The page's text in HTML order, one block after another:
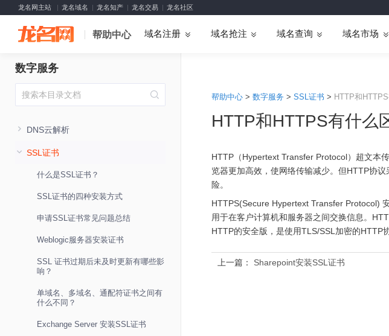
龙名网主站 龙名域名 龙名知产 龙名交易 龙名社区
帮助中心 域名注册 域名抢注 域名查询 域名市场
数字服务
DNS云解析
SSL证书
什么是SSL证书？
SSL证书的四种安装方式
申请SSL证书常见问题总结
Weblogic服务器安装证书
SSL 证书过期后未及时更新有哪些影
响？
单域名、多域名、通配符证书之间有
什么不同？
Exchange Server 安装SSL证书
帮助中心 > 数字服务 > SSL证书 > HTTP和
HTTP和HTTPS有什么
HTTP（Hypertext Transfer Protocol）超文本
览器更加高效，使网络传输减少。但HTTP协
险。
HTTPS(Secure Hypertext Transfer Protocol)
用于在客户计算机和服务器之间交换信息。
HTTP的安全版，是使用TLS/SSL加密的HTTP协
上一篇： Sharepoint安装SSL证书